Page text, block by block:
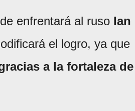
enfrentará al ruso Ian
el logro, ya que
a la fortaleza de